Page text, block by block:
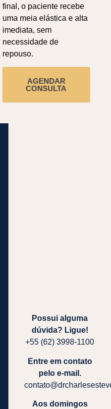
final, o paciente recebe
uma meia elástica e alta
imediata, sem
necessidade de
repouso.
AGENDAR
CONSULTA
Possui alguma
dúvida? Ligue!
+55 (62) 3998-1100
Entre em contato
pelo e-mail.
Aos domingos